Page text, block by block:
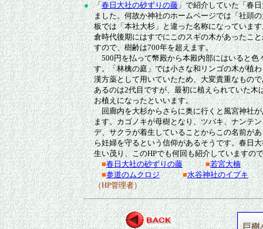
●
「春日大社の砂ずりの藤」で紹介していた「春
ました。何故か神社のホームページでは「社頭
板では「本社大杉」と違った名称になっていま
倉時代後期にはすでにこのスギの木があったこ
すので、樹齢は700年を超えます。
500円を払って幣殿から本殿内部にはいると色
す。「林檎の庭」では小さな和リンゴの木が植
漢方薬として用いていたため、大変貴重なもの
あるのは2代目ですが、最初に植えられていた木
お植えになったといいます。
回廊内を大杉からさらに奥に行くと風宮神社が
ます。カゴノキが母樹となり、ツバキ、ナンテ
デ、サクラが着生していることからこの名前が
ら妊婦を守るという信仰があるそうです。春日
生い茂り、このHPでも何回も紹介していますの
■春日大社の砂ずりの藤 ■若宮大楠
■参道のムクロジ ■水谷神社のイブキ
（HP管理者）